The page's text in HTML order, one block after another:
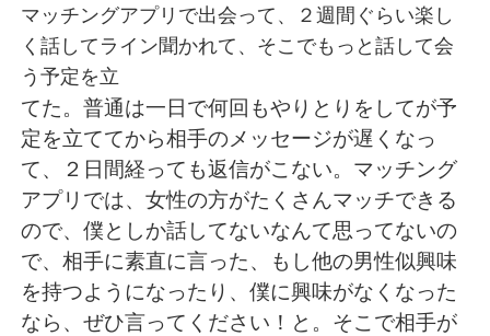
简体中文
Español العربية
Français Deutsch
日本語 한국어
Русский ไทย
マッチングアプリで出会って、２週間ぐらい楽し
く話してライン聞かれて、そこでもっと話して会
う予定を立
てた。普通は一日で何回もやりとりをしてが予
定を立ててから相手のメッセージが遅くなっ
て、２日間経っても返信がこない。マッチング
アプリでは、女性の方がたくさんマッチできる
ので、僕としか話してないなんて思ってないの
で、相手に素直に言った、もし他の男性似興味
を持つようになったり、僕に興味がなくなった
なら、ぜひ言ってください！と。そこで相手が